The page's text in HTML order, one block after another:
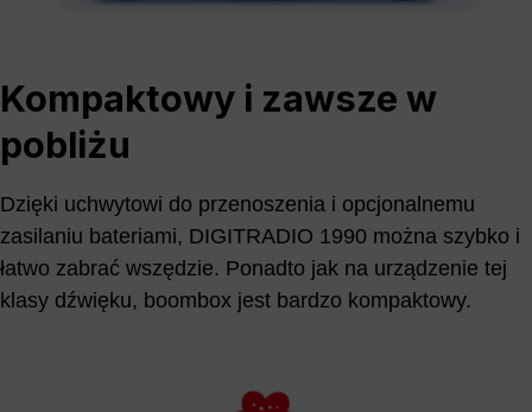
Kompaktowy i zawsze w
pobliżu
Dzięki uchwytowi do przenoszenia i opcjonalnemu
zasilaniu bateriami, DIGITRADIO 1990 można szybko i
łatwo zabrać wszędzie. Ponadto jak na urządzenie tej
klasy dźwięku, boombox jest bardzo kompaktowy.